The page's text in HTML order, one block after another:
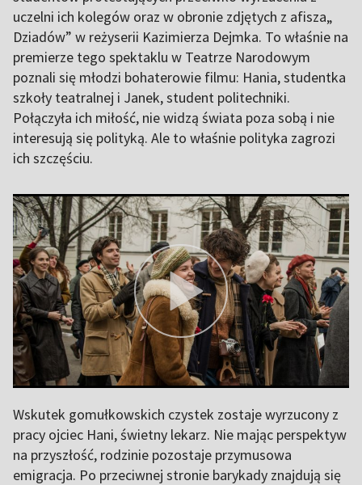
uczelni ich kolegów oraz w obronie zdjętych z afisza„
Dziadów” w reżyserii Kazimierza Dejmka. To właśnie na
premierze tego spektaklu w Teatrze Narodowym
poznali się młodzi bohaterowie filmu: Hania, studentka
szkoły teatralnej i Janek, student politechniki.
Połączyła ich miłość, nie widzą świata poza sobą i nie
interesują się polityką. Ale to właśnie polityka zagrozi
ich szczęściu.
Wskutek gomułkowskich czystek zostaje wyrzucony z
pracy ojciec Hani, świetny lekarz. Nie mając perspektyw
na przyszłość, rodzinie pozostaje przymusowa
emigracja. Po przeciwnej stronie barykady znajdują się